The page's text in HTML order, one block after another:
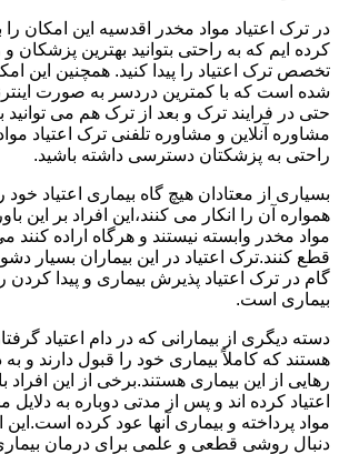
در ترک اعتیاد مواد مخدر اقدسیه این امکان
کرده ایم که به راحتی بتوانید بهترین پزشکان و
تخصص ترک اعتیاد را پیدا کنید. همچنین این
شده است که با کمترین دردسر به صورت
حتی در فرایند ترک و بعد از ترک هم می توانید
مشاوره آنلاین و مشاوره تلفنی ترک اعتیاد
راحتی به پزشکتان دسترسی داشته باشید.
بسیاری از معتادان هیچ گاه بیماری اعتیاد خود
همواره آن را انکار می کنند،این افراد بر این
مواد مخدر وابسته نیستند و هرگاه اراده کنند
قطع کنند.ترک اعتیاد در این بیماران بسیار
گام در ترک اعتیاد پذیرش بیماری و پیدا کردن
بیماری است.
دسته دیگری از بیمارانی که در دام اعتیاد
هستند که کاملاً بیماری خود را قبول دارند و به
رهایی از این بیماری هستند.برخی از این افراد
اعتیاد کرده اند و پس از مدتی دوباره به
مواد پرداخته و بیماری آنها عود کرده است.این
دنبال روشی قطعی و علمی برای درمان